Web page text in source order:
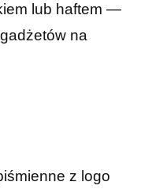
lub haftem —
na
z logo